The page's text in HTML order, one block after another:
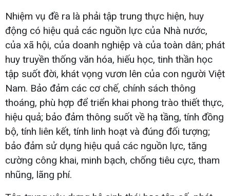
Nhiệm vụ đề ra là phải tập trung thực hiện, huy
động có hiệu quả các nguồn lực của Nhà nước,
của xã hội, của doanh nghiệp và của toàn dân; phát
huy truyền thống văn hóa, hiếu học, tinh thần học
tập suốt đời, khát vọng vươn lên của con người Việt
Nam. Bảo đảm các cơ chế, chính sách thông
thoáng, phù hợp để triển khai phong trào thiết thực,
hiệu quả; bảo đảm thông suốt về hạ tầng, tính đồng
bộ, tính liên kết, tính linh hoạt và đúng đối tượng;
bảo đảm sử dụng hiệu quả các nguồn lực, tăng
cường công khai, minh bạch, chống tiêu cực, tham
nhũng, lãng phí.